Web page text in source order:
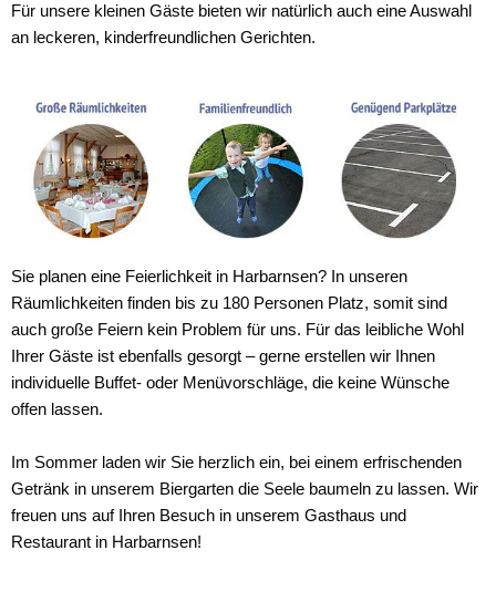
Für unsere kleinen Gäste bieten wir natürlich auch eine Auswahl
an leckeren, kinderfreundlichen Gerichten.
Sie planen eine Feierlichkeit in Harbarnsen? In unseren
Räumlichkeiten finden bis zu 180 Personen Platz, somit sind
auch große Feiern kein Problem für uns. Für das leibliche Wohl
Ihrer Gäste ist ebenfalls gesorgt – gerne erstellen wir Ihnen
individuelle Buffet- oder Menüvorschläge, die keine Wünsche
offen lassen.
Im Sommer laden wir Sie herzlich ein, bei einem erfrischenden
Getränk in unserem Biergarten die Seele baumeln zu lassen. Wir
freuen uns auf Ihren Besuch in unserem Gasthaus und
Restaurant in Harbarnsen!